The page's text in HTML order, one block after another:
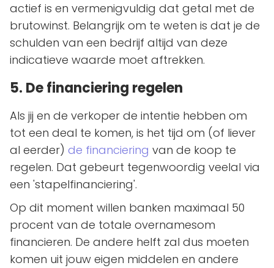
actief is en vermenigvuldig dat getal met de
brutowinst. Belangrijk om te weten is dat je de
schulden van een bedrijf altijd van deze
indicatieve waarde moet aftrekken.
5. De financiering regelen
Als jij en de verkoper de intentie hebben om
tot een deal te komen, is het tijd om (of liever
al eerder) de financiering van de koop te
regelen. Dat gebeurt tegenwoordig veelal via
een 'stapelfinanciering'.
Op dit moment willen banken maximaal 50
procent van de totale overnamesom
financieren. De andere helft zal dus moeten
komen uit jouw eigen middelen en andere